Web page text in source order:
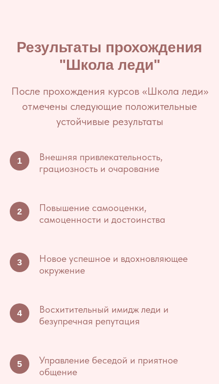
Результаты прохождения
"Школа леди"
После прохождения курсов «Школа леди»
отмечены следующие положительные
устойчивые результаты
Внешняя привлекательность,
грациозность и очарование
Повышение самооценки,
самоценности и достоинства
Новое успешное и вдохновляющее
окружение
Восхитительный имидж леди и
безупречная репутация
Управление беседой и приятное
общение